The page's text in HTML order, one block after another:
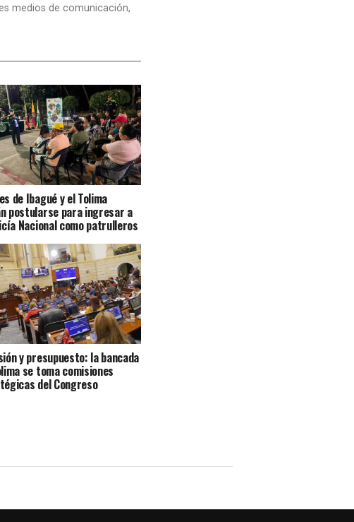
medios de comunicación,
de Ibagué y el Tolima
postularse para ingresar a
Nacional como patrulleros
y presupuesto: la bancada
se toma comisiones
del Congreso